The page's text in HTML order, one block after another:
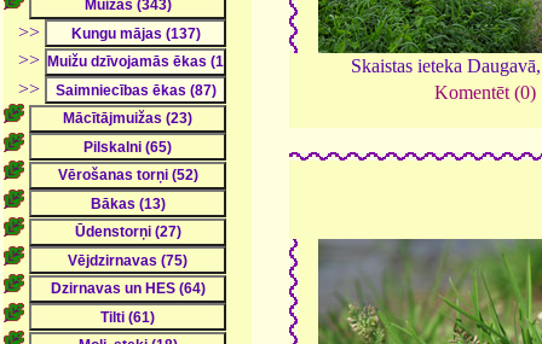
>>
>>
>>
Skaistas ieteka
Komentēt (0)